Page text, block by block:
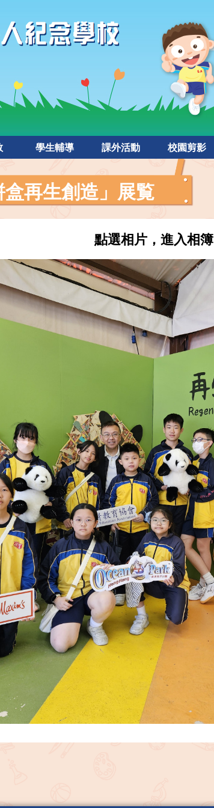
學生輔導 課外活動 校園剪影
盒再生創造」展覧
點選相片，進入相簿